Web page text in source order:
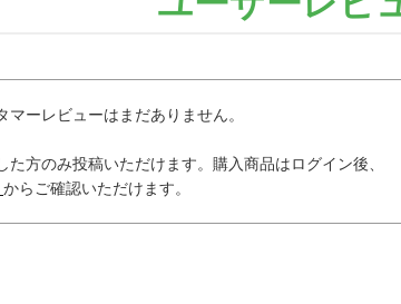
ーレビューはまだありません。
た方のみ投稿いただけます。購入商品はログイン後、
からご確認いただけます。